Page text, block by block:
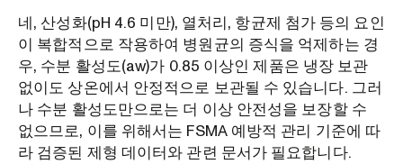
네, 산성화(pH 4.6 미만), 열처리, 항균제 첨가 등의 요인
이 복합적으로 작용하여 병원균의 증식을 억제하는 경
우, 수분 활성도(aw)가 0.85 이상인 제품은 냉장 보관
없이도 상온에서 안정적으로 보관될 수 있습니다. 그러
나 수분 활성도만으로는 더 이상 안전성을 보장할 수
없으므로, 이를 위해서는 FSMA 예방적 관리 기준에 따
라 검증된 제형 데이터와 관련 문서가 필요합니다.